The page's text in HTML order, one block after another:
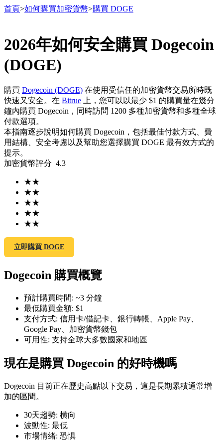
USDT永續
多種以USDT結算的永續合約
幣本位永續
以數字貨幣為保證金的永續合約
TradFi
首頁>如何購買加密貨幣>購買 DOGE
2026年如何安全購買 Dogecoin
(DOGE)
購買 Dogecoin (DOGE) 在使用受信任的加密貨幣交易所時既
快速又安全。在 Bitrue 上，您可以以最少 $1 的購買量在幾分
鐘內購買 Dogecoin，同時訪問 1200 多種加密貨幣和多種全球
付款選項。
本指南逐步說明如何購買 Dogecoin，包括最佳付款方式、費
用結構、安全考慮以及幫助您選擇購買 DOGE 最有效方式的
提示。
加密貨幣評分 4.3
★★
★★
★★
★★
★★
立即購買 DOGE
Dogecoin 購買概覽
預計購買時間: ~3 分鐘
最低購買金額: $1
支付方式: 信用卡/借記卡、銀行轉帳、Apple Pay、
Google Pay、加密貨幣錢包
可用性: 支持全球大多數國家和地區
現在是購買 Dogecoin 的好時機嗎
Dogecoin 目前正在歷史高點以下交易，這是長期累積通常增
加的區間。
30天趨勢: 横向
波動性: 最低
市場情緒: 恐惧